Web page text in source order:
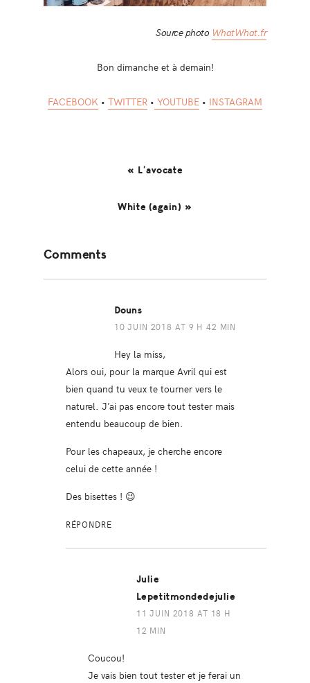
Source photo WhatWhat.fr
Bon dimanche et à demain!
FACEBOOK • TWITTER • YOUTUBE • INSTAGRAM
« L’avocate
White (again) »
Interactions
Comments
Douns
10 JUIN 2018 AT 9 H 42 MIN
Hey la miss,
Alors oui, pour la marque Avril qui est
bien quand tu veux te tourner vers le
naturel. J’ai pas encore tout tester mais
entendu beaucoup de bien.
Pour les chapeaux, je cherche encore
celui de cette année !
Des bisettes ! 😉
RÉPONDRE
Julie
Lepetitmondedejulie
11 JUIN 2018 AT 18 H
12 MIN
Coucou!
Je vais bien tout tester et je ferai un